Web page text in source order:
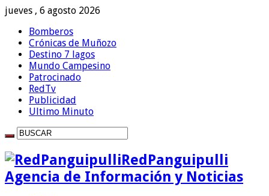
jueves , 6 agosto 2026
Bomberos
Crónicas de Muñozo
Destino 7 lagos
Mundo Campesino
Patrocinado
RedTv
Publicidad
Ultimo Minuto
RedPanguipulli
Agencia de Información y Noticias